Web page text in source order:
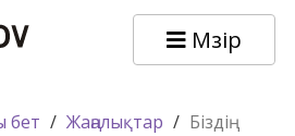
Мәзір
бет / Жаңалықтар / Біздің